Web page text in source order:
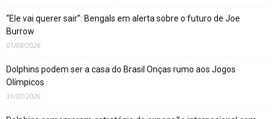
“Ele vai querer sair”: Bengals em alerta sobre o futuro de Joe
Burrow
01/08/2026
Dolphins podem ser a casa do Brasil Onças rumo aos Jogos
Olímpicos
31/07/2026